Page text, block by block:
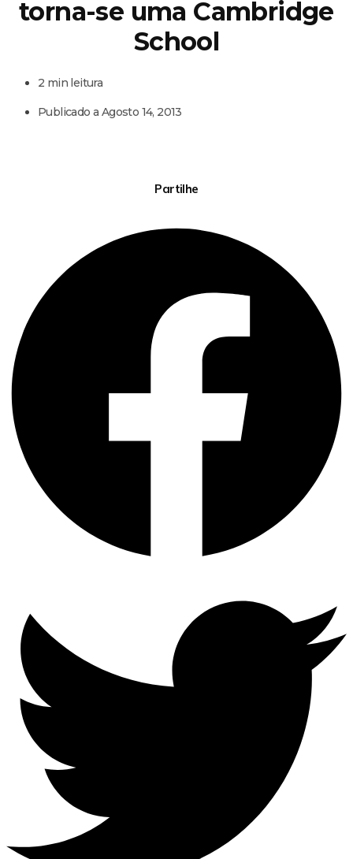
torna-se uma Cambridge
School
2 min leitura
Publicado a Agosto 14, 2013
Partilhe